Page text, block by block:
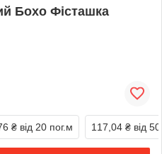
Бохо Фісташка
₴ від 20 пог.м 117,04 ₴ від